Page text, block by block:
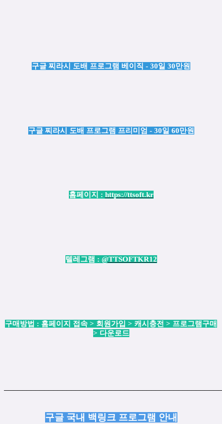
구글 찌라시 도배 프로그램 베이직 - 30일 30만원
구글 찌라시 도배 프로그램 프리미엄 - 30일 60만원
홈페이지 : https://ttsoft.kr
텔레그램 : @TTSOFTKR12
구매방법 : 홈페이지 접속 > 회원가입 > 캐시충전 > 프로그램구매
> 다운로드
구글 국내 백링크 프로그램 안내